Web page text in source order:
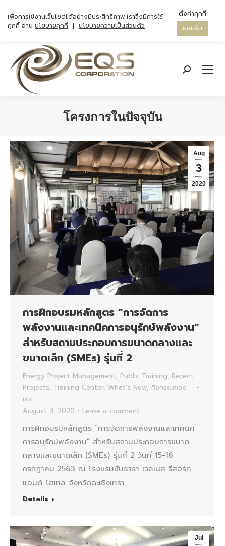
Search:
โครงการในปัจจุบัน
Aug
3
2020
การฝึกอบรมหลักสูตร “การจัดการ
พลังงานและเทคนิคการอนุรักษ์พลังงาน”
สำหรับสถานประกอบการขนาดกลางและ
ขนาดเล็ก (SMEs) รุ่นที่ 2
Energy Project Management, Public Training, Recent
Projects, Training Center, What's New, กิจกรรมของ
เรา
August 3, 2020
Leave a comment
การฝึกอบรมหลักสูตร “การจัดการพลังงานและเทคนิค
การอนุรักษ์พลังงาน” สำหรับสถานประกอบการขนาด
กลางและขนาดเล็ก (SMEs) รุ่นที่ 2 วันที่ 15-16
กรกฎาคม 2563 ณ โรงแรมซันธารา เวลเนส รีสอร์ท
แอนด์ โฮเทล จังหวัดฉะเชิงเทรา
Details
Jul
เพื่อการใช้งานเว็บไซต์ได้อย่างมีประสิทธิภาพ เราจึงมีการใช้
คุกกี้ อ่าน นโยบายคุกกี้ | นโยบายความเป็นส่วนตัว
ตั้งค่าคุกกี้
ยอมรับ